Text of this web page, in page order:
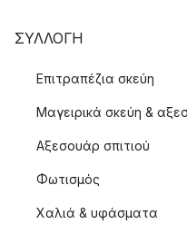
ΣΥΛΛΟΓΉ
Επιτραπέζια σκεύη
Μαγειρικά σκεύη &
Αξεσουάρ σπιτιού
Φωτισμός
Χαλιά & υφάσματα